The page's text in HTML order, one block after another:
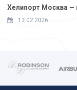
Хелипорт Москва —
13.02.2026